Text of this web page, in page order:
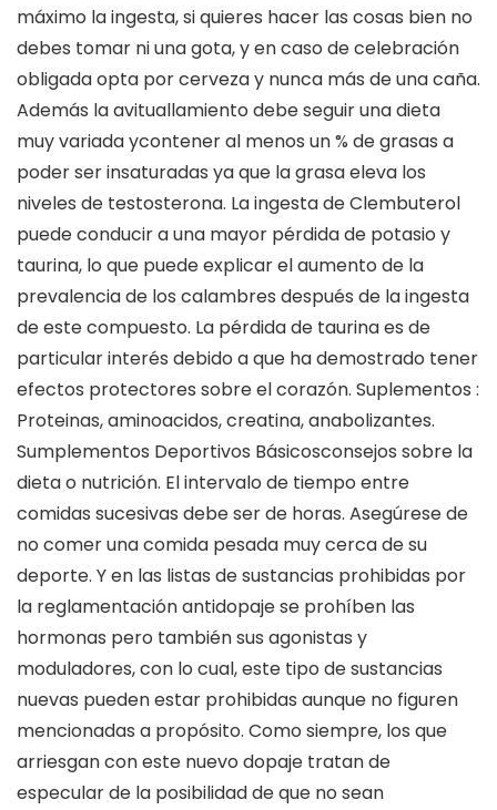
máximo la ingesta, si quieres hacer las cosas bien no
debes tomar ni una gota, y en caso de celebración
obligada opta por cerveza y nunca más de una caña.
Además la avituallamiento debe seguir una dieta
muy variada ycontener al menos un % de grasas a
poder ser insaturadas ya que la grasa eleva los
niveles de testosterona. La ingesta de Clembuterol
puede conducir a una mayor pérdida de potasio y
taurina, lo que puede explicar el aumento de la
prevalencia de los calambres después de la ingesta
de este compuesto. La pérdida de taurina es de
particular interés debido a que ha demostrado tener
efectos protectores sobre el corazón. Suplementos :
Proteinas, aminoacidos, creatina, anabolizantes.
Sumplementos Deportivos Básicosconsejos sobre la
dieta o nutrición. El intervalo de tiempo entre
comidas sucesivas debe ser de horas. Asegúrese de
no comer una comida pesada muy cerca de su
deporte. Y en las listas de sustancias prohibidas por
la reglamentación antidopaje se prohíben las
hormonas pero también sus agonistas y
moduladores, con lo cual, este tipo de sustancias
nuevas pueden estar prohibidas aunque no figuren
mencionadas a propósito. Como siempre, los que
arriesgan con este nuevo dopaje tratan de
especular de la posibilidad de que no sean